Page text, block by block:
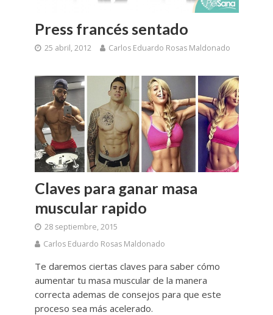
Press francés sentado
25 abril, 2012 Carlos Eduardo Rosas Maldonado
Claves para ganar masa
muscular rapido
28 septiembre, 2015
Carlos Eduardo Rosas Maldonado
Te daremos ciertas claves para saber cómo
aumentar tu masa muscular de la manera
correcta ademas de consejos para que este
proceso sea más acelerado.